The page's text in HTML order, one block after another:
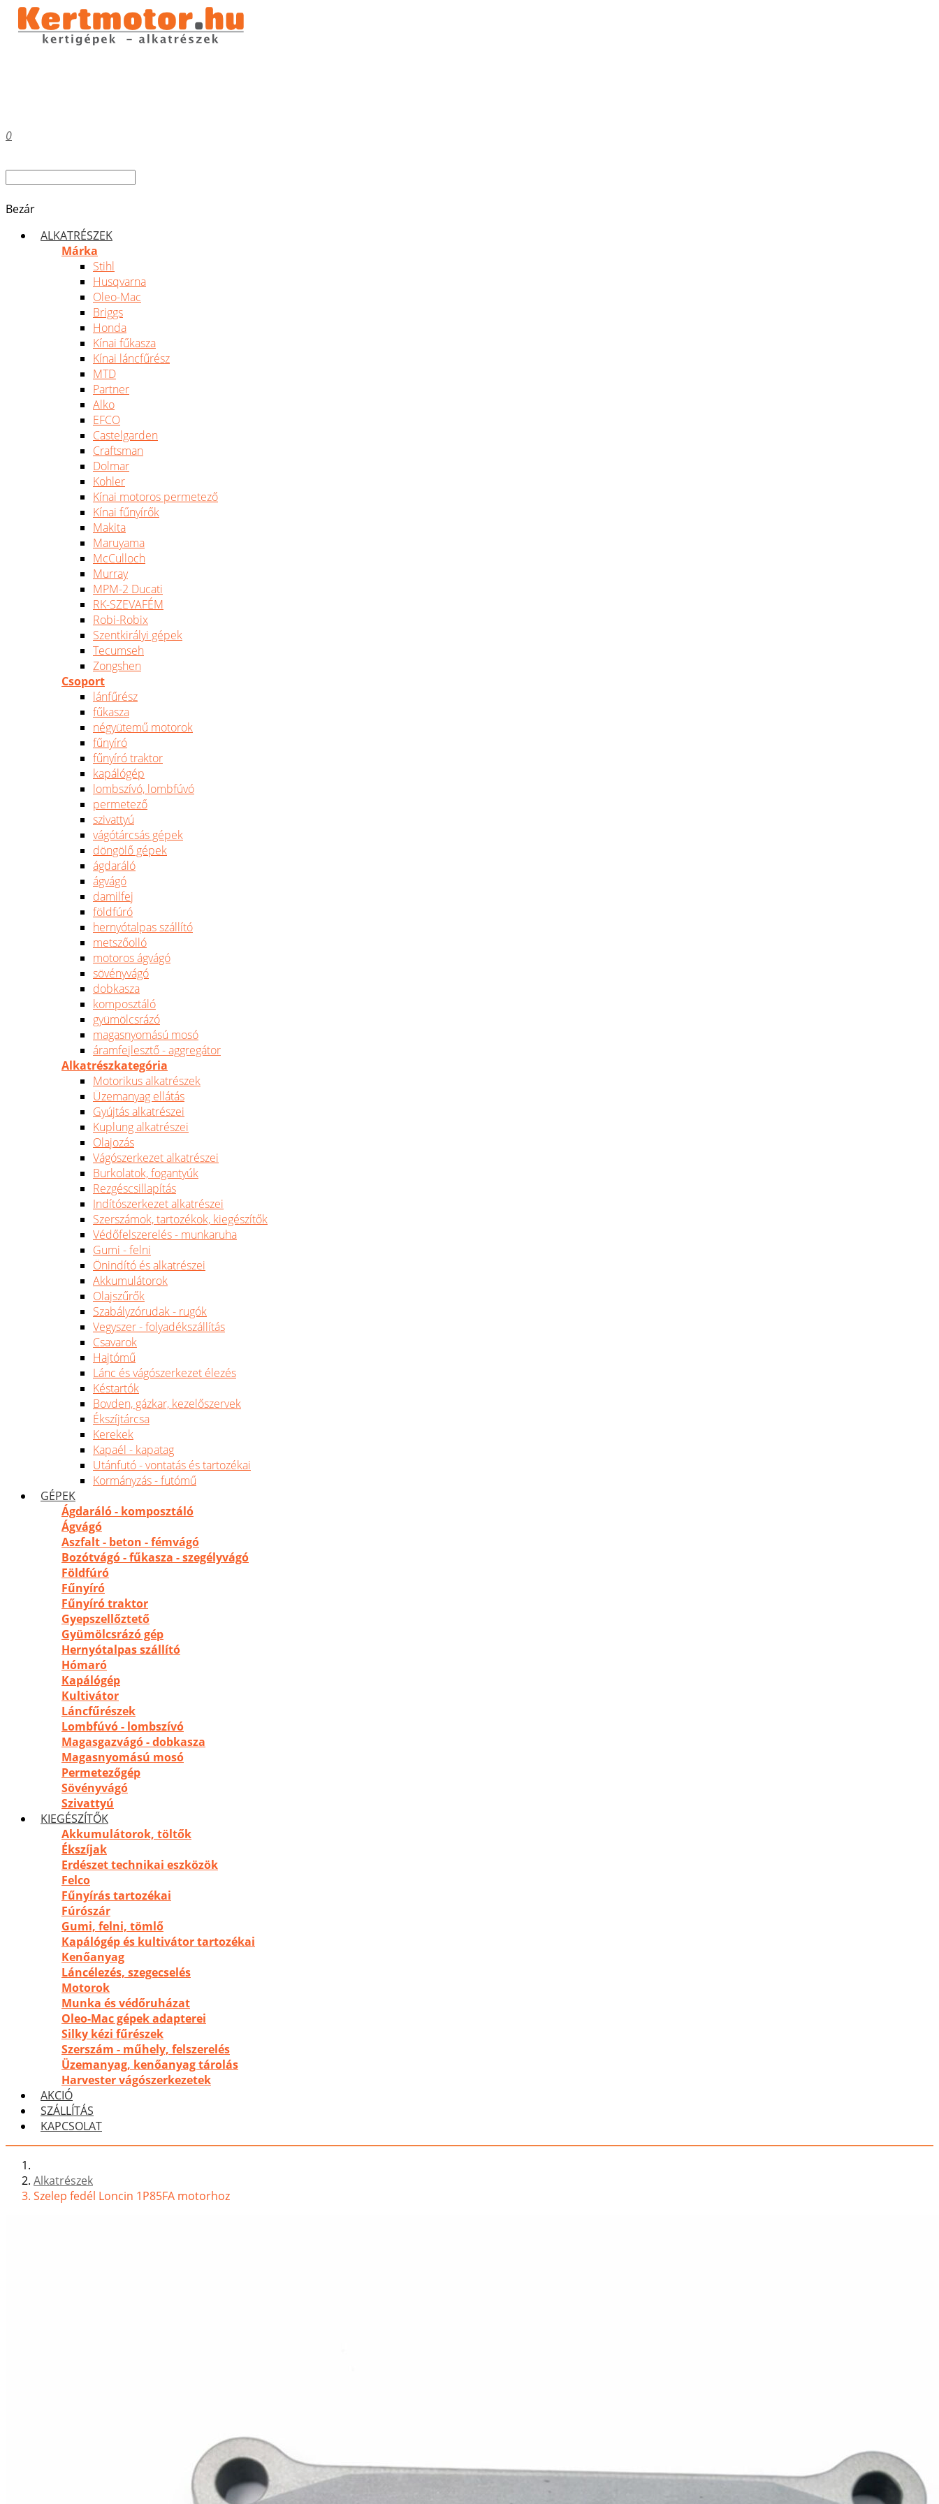
0
Bezár
ALKATRÉSZEK
Márka
Stihl
Husqvarna
Oleo-Mac
Briggs
Honda
Kínai fűkasza
Kínai láncfűrész
MTD
Partner
Alko
EFCO
Castelgarden
Craftsman
Dolmar
Kohler
Kínai motoros permetező
Kínai fűnyírők
Makita
Maruyama
McCulloch
Murray
MPM-2 Ducati
RK-SZEVAFÉM
Robi-Robix
Szentkirályi gépek
Tecumseh
Zongshen
Csoport
lánfűrész
fűkasza
négyütemű motorok
fűnyíró
fűnyíró traktor
kapálógép
lombszívó, lombfúvó
permetező
szivattyú
vágótárcsás gépek
döngölő gépek
ágdaráló
ágvágó
damilfej
földfúró
hernyótalpas szállító
metszőolló
motoros ágvágó
sövényvágó
dobkasza
komposztáló
gyümölcsrázó
magasnyomású mosó
áramfejlesztő - aggregátor
Alkatrészkategória
Motorikus alkatrészek
Üzemanyag ellátás
Gyújtás alkatrészei
Kuplung alkatrészei
Olajozás
Vágószerkezet alkatrészei
Burkolatok, fogantyúk
Rezgéscsillapítás
Indítószerkezet alkatrészei
Szerszámok, tartozékok, kiegészítők
Védőfelszerelés - munkaruha
Gumi - felni
Önindító és alkatrészei
Akkumulátorok
Olajszűrők
Szabályzórudak - rugók
Vegyszer - folyadékszállítás
Csavarok
Hajtómű
Lánc és vágószerkezet élezés
Késtartók
Bovden, gázkar, kezelőszervek
Ékszíjtárcsa
Kerekek
Kapaél - kapatag
Utánfutó - vontatás és tartozékai
Kormányzás - futómű
GÉPEK
Ágdaráló - komposztáló
Ágvágó
Aszfalt - beton - fémvágó
Bozótvágó - fűkasza - szegélyvágó
Földfúró
Fűnyíró
Fűnyíró traktor
Gyepszellőztető
Gyümölcsrázó gép
Hernyótalpas szállító
Hómaró
Kapálógép
Kultivátor
Láncfűrészek
Lombfúvó - lombszívó
Magasgazvágó - dobkasza
Magasnyomású mosó
Permetezőgép
Sövényvágó
Szivattyú
KIEGÉSZÍTŐK
Akkumulátorok, töltők
Ékszíjak
Erdészet technikai eszközök
Felco
Fűnyírás tartozékai
Fúrószár
Gumi, felni, tömlő
Kapálógép és kultivátor tartozékai
Kenőanyag
Láncélezés, szegecselés
Motorok
Munka és védőruházat
Oleo-Mac gépek adapterei
Silky kézi fűrészek
Szerszám - műhely, felszerelés
Üzemanyag, kenőanyag tárolás
Harvester vágószerkezetek
AKCIÓ
SZÁLLÍTÁS
KAPCSOLAT
Alkatrészek
Szelep fedél Loncin 1P85FA motorhoz